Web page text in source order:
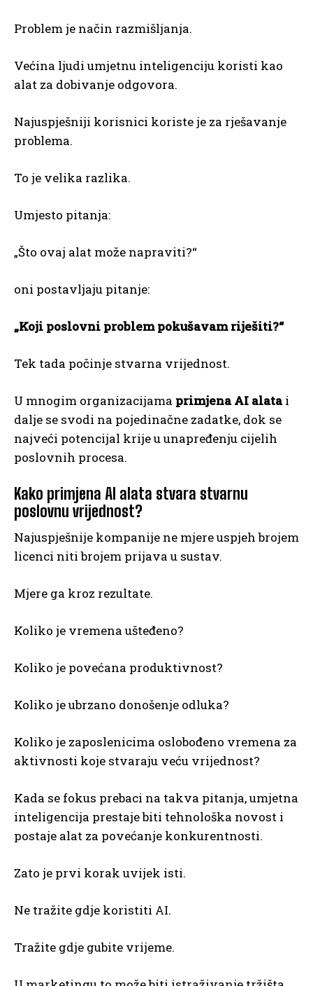
Problem je način razmišljanja.
Većina ljudi umjetnu inteligenciju koristi kao
alat za dobivanje odgovora.
Najuspješniji korisnici koriste je za rješavanje
problema.
To je velika razlika.
Umjesto pitanja:
„Što ovaj alat može napraviti?“
oni postavljaju pitanje:
„Koji poslovni problem pokušavam riješiti?“
Tek tada počinje stvarna vrijednost.
U mnogim organizacijama primjena AI alatai
dalje se svodi na pojedinačne zadatke, dok se
najveći potencijal krije u unapređenju cijelih
poslovnih procesa.
Kako primjena AI alata stvara stvarnu
poslovnu vrijednost?
Najuspješnije kompanije ne mjere uspjeh brojem
licenci niti brojem prijava u sustav.
Mjere ga kroz rezultate.
Koliko je vremena ušteđeno?
Koliko je povećana produktivnost?
Koliko je ubrzano donošenje odluka?
Koliko je zaposlenicima oslobođeno vremena za
aktivnosti koje stvaraju veću vrijednost?
Kada se fokus prebaci na takva pitanja, umjetna
inteligencija prestaje biti tehnološka novost i
postaje alat za povećanje konkurentnosti.
Zato je prvi korak uvijek isti.
Ne tražite gdje koristiti AI.
Tražite gdje gubite vrijeme.